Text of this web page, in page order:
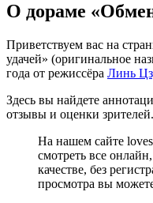
О дораме
Приветствуем вас на
удачей» (оригинальное
года от режиссёра Линь
Здесь вы найдете
отзывы и оценки зрителей.
На нашем сайте
смотреть все
качестве, без
просмотра вы